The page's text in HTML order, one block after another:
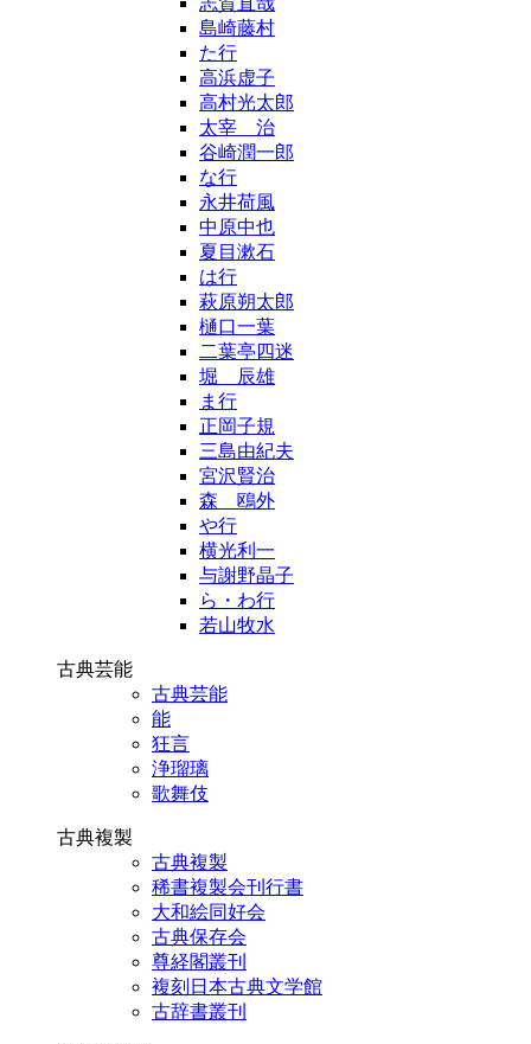
島崎藤村
た行
高浜虚子
高村光太郎
太宰 治
谷崎潤一郎
な行
永井荷風
中原中也
夏目漱石
は行
萩原朔太郎
樋口一葉
二葉亭四迷
堀 辰雄
ま行
正岡子規
三島由紀夫
宮沢賢治
森 鴎外
や行
横光利一
与謝野晶子
ら・わ行
若山牧水
古典芸能
古典芸能
能
狂言
浄瑠璃
歌舞伎
古典複製
古典複製
稀書複製会刊行書
大和絵同好会
古典保存会
尊経閣叢刊
複刻日本古典文学館
古辞書叢刊